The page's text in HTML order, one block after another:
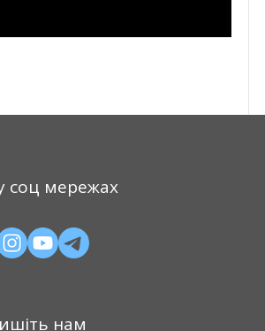
соц мережах
нам